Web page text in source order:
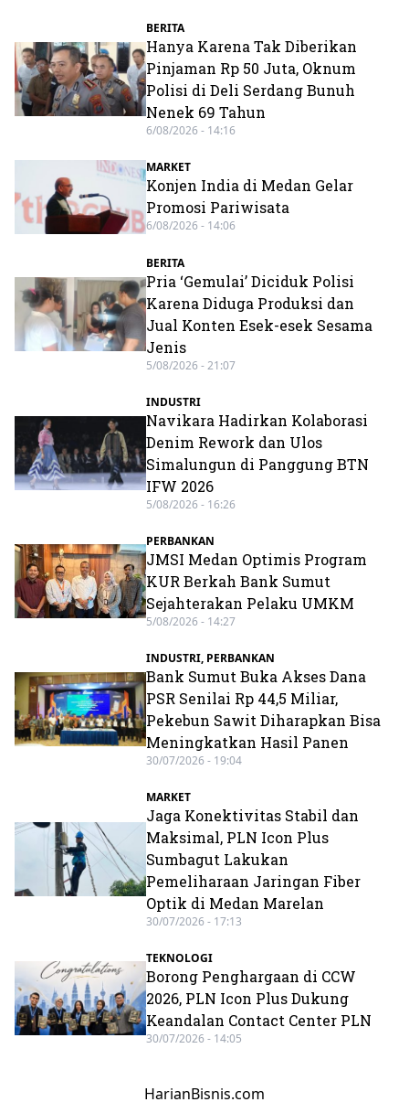
BERITA
Hanya Karena Tak Diberikan
Pinjaman Rp 50 Juta, Oknum
Polisi di Deli Serdang Bunuh
Nenek 69 Tahun
6/08/2026 - 14:16
MARKET
Konjen India di Medan Gelar
Promosi Pariwisata
6/08/2026 - 14:06
BERITA
Pria ‘Gemulai’ Diciduk Polisi
Karena Diduga Produksi dan
Jual Konten Esek-esek Sesama
Jenis
5/08/2026 - 21:07
INDUSTRI
Navikara Hadirkan Kolaborasi
Denim Rework dan Ulos
Simalungun di Panggung BTN
IFW 2026
5/08/2026 - 16:26
PERBANKAN
JMSI Medan Optimis Program
KUR Berkah Bank Sumut
Sejahterakan Pelaku UMKM
5/08/2026 - 14:27
INDUSTRI, PERBANKAN
Bank Sumut Buka Akses Dana
PSR Senilai Rp 44,5 Miliar,
Pekebun Sawit Diharapkan Bisa
Meningkatkan Hasil Panen
30/07/2026 - 19:04
MARKET
Jaga Konektivitas Stabil dan
Maksimal, PLN Icon Plus
Sumbagut Lakukan
Pemeliharaan Jaringan Fiber
Optik di Medan Marelan
30/07/2026 - 17:13
TEKNOLOGI
Borong Penghargaan di CCW
2026, PLN Icon Plus Dukung
Keandalan Contact Center PLN
30/07/2026 - 14:05
HarianBisnis.com